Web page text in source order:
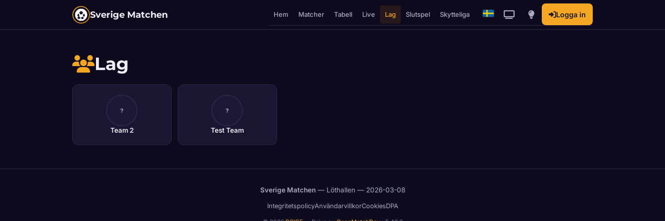
Sverige Matchen Hem Matcher Tabell Live Lag Slutspel Skytteliga Logga in
Lag
?
Team 2
?
Test Team
Sverige Matchen— Löthallen — 2026-03-08
IntegritetspolicyAnvändarvillkorCookiesDPA